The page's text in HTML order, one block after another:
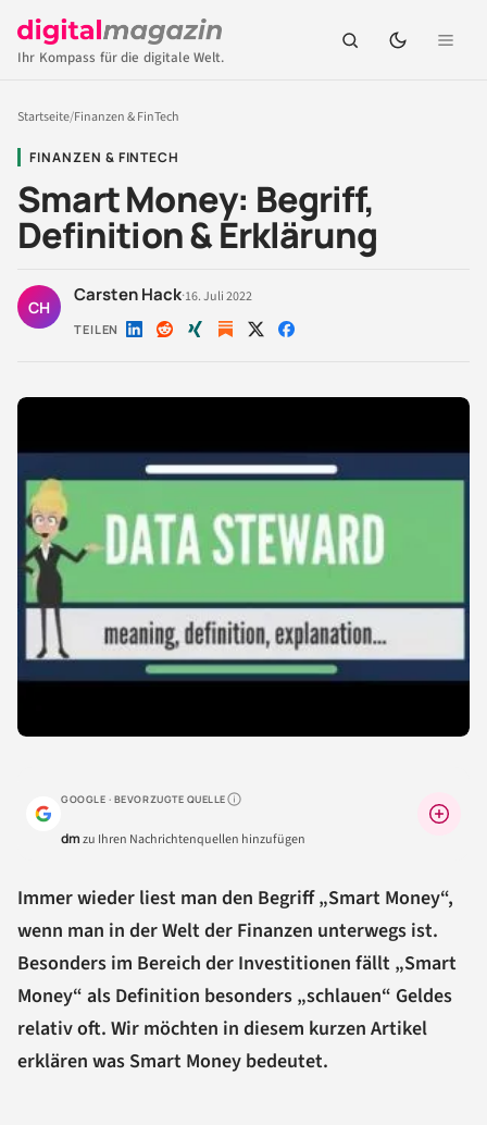
Ihr Kompass für die digitale Welt.
Startseite/Finanzen & FinTech
FINANZEN & FINTECH
Smart Money: Begriff,
Definition & Erklärung
CH
Carsten Hack·16. Juli 2022
TEILEN Auf Auf Auf Auf Auf
GOOGLE · BEVORZUGTE QUELLEWarum lohnt sich das?
dmzu Ihren Nachrichtenquellen hinzufügen
Immer wieder liest man den Begriff „Smart Money“,
wenn man in der Welt der Finanzen unterwegs ist.
Besonders im Bereich der Investitionen fällt „Smart
Money“ als Definition besonders „schlauen“ Geldes
relativ oft. Wir möchten in diesem kurzen Artikel
erklären was Smart Money bedeutet.